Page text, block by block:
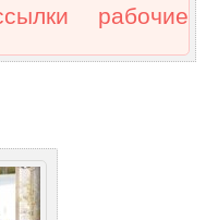
рабочие